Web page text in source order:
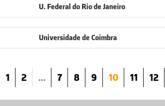
U. Federal do Rio de Janeiro
Universidade de Coimbra
1 2 ... 7 8 9 10 11 12